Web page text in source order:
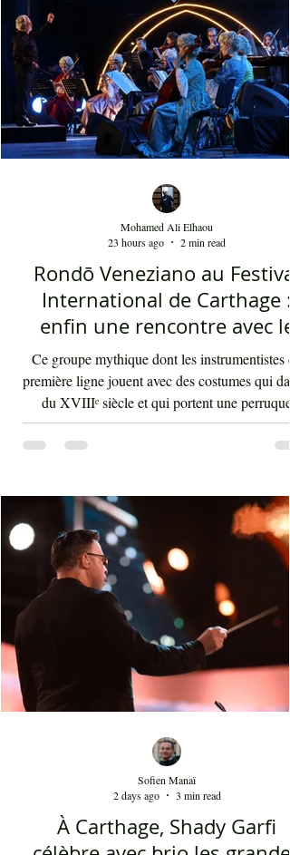
Rondō Veneziano au Festival
International de Carthage :
enfin une rencontre avec le
public tunisien
Ce groupe mythique dont les instrumentistes
première ligne jouent avec des costumes qui
planches du festival de Carthage. Dans les
gradins, dans un temps d'été très humide, les
présents sont le plus souvent des
qui sont venus se rappeler des années 80 et
90 où la culture italienne dominait le paysage
télévisuel tunisien. Conduit par l'énergique
d'orch
Mohamed Ali Elhaou
23 hours ago
2 min read
Sofien Manaï